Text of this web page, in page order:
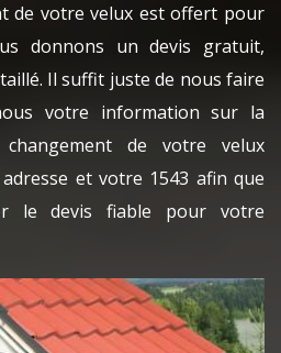
de votre velux est offert pour
donnons un devis gratuit,
Il suffit juste de nous faire
votre information sur la
de votre velux
et votre 1543 afin que
le devis fiable pour votre